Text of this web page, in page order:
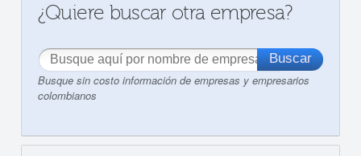
¿Quiere buscar otra empresa?
Busque sin costo información de empresas y empresarios
colombianos